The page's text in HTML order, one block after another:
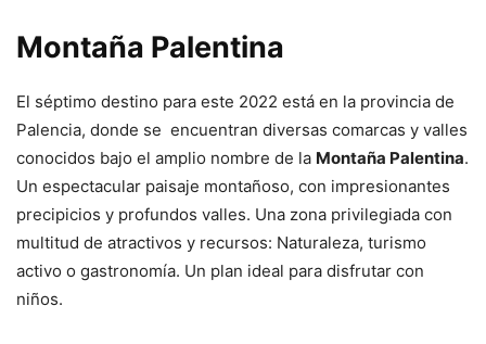
Montaña Palentina
El séptimo destino para este 2022 está en la provincia de
Palencia, donde se encuentran diversas comarcas y valles
conocidos bajo el amplio nombre de la Montaña Palentina.
Un espectacular paisaje montañoso, con impresionantes
precipicios y profundos valles. Una zona privilegiada con
multitud de atractivos y recursos: Naturaleza, turismo
activo o gastronomía. Un plan ideal para disfrutar con
niños.